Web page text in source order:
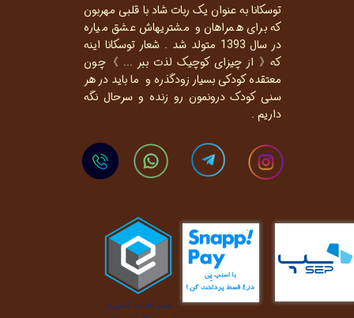
توسکانا به عنوان یک ربات شاد با قلبی مهربون
که برای همراهان و مشتریهاش عشق میاره
در سال 1393 متولد شد . شعار توسکانا اینه
که《 از چیزای کوچیک لذت ببر ... 》چون
معتقده کودکی بسیار زودگذره و ما باید در هر
سنی کودک درونمون رو زنده و سرحال نگه
داریم .